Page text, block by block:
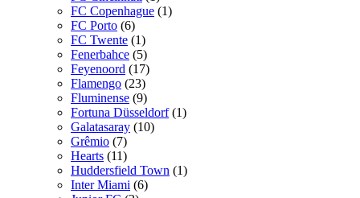
FC Copenhague (1)
FC Porto (6)
FC Twente (1)
Fenerbahce (5)
Feyenoord (17)
Flamengo (23)
Fluminense (9)
Fortuna Düsseldorf (1)
Galatasaray (10)
Grêmio (7)
Hearts (11)
Huddersfield Town (1)
Inter Miami (6)